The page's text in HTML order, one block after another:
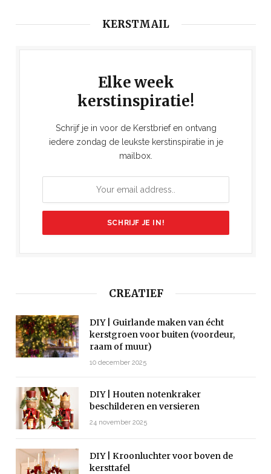
KERSTMAIL
Elke week
kerstinspiratie!
Schrijf je in voor de Kerstbrief en ontvang
iedere zondag de leukste kerstinspiratie in je
mailbox.
CREATIEF
DIY | Guirlande maken van écht
kerstgroen voor buiten (voordeur,
raam of muur)
10 december 2025
DIY | Houten notenkraker
beschilderen en versieren
24 november 2025
DIY | Kroonluchter voor boven de
kersttafel